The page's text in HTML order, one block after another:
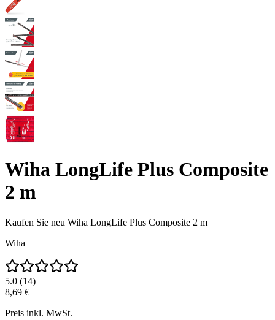
Wiha LongLife Plus Composite
2 m
Kaufen Sie neu Wiha LongLife Plus Composite 2 m
Wiha
5.0 (14)
8,69 €
Preis inkl. MwSt.